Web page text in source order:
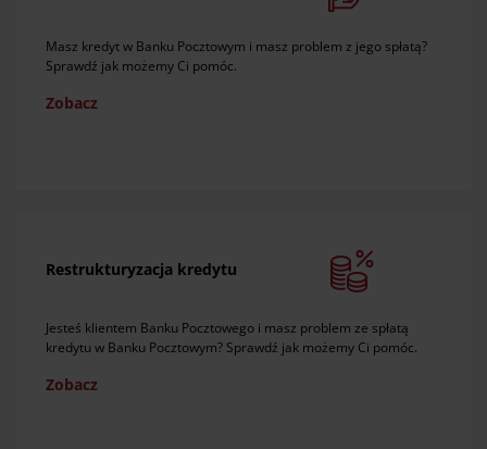
Masz kredyt w Banku Pocztowym i masz problem z jego spłatą?
Sprawdź jak możemy Ci pomóc.
Zobacz
Restrukturyzacja kredytu
Jesteś klientem Banku Pocztowego i masz problem ze spłatą
kredytu w Banku Pocztowym? Sprawdź jak możemy Ci pomóc.
Zobacz